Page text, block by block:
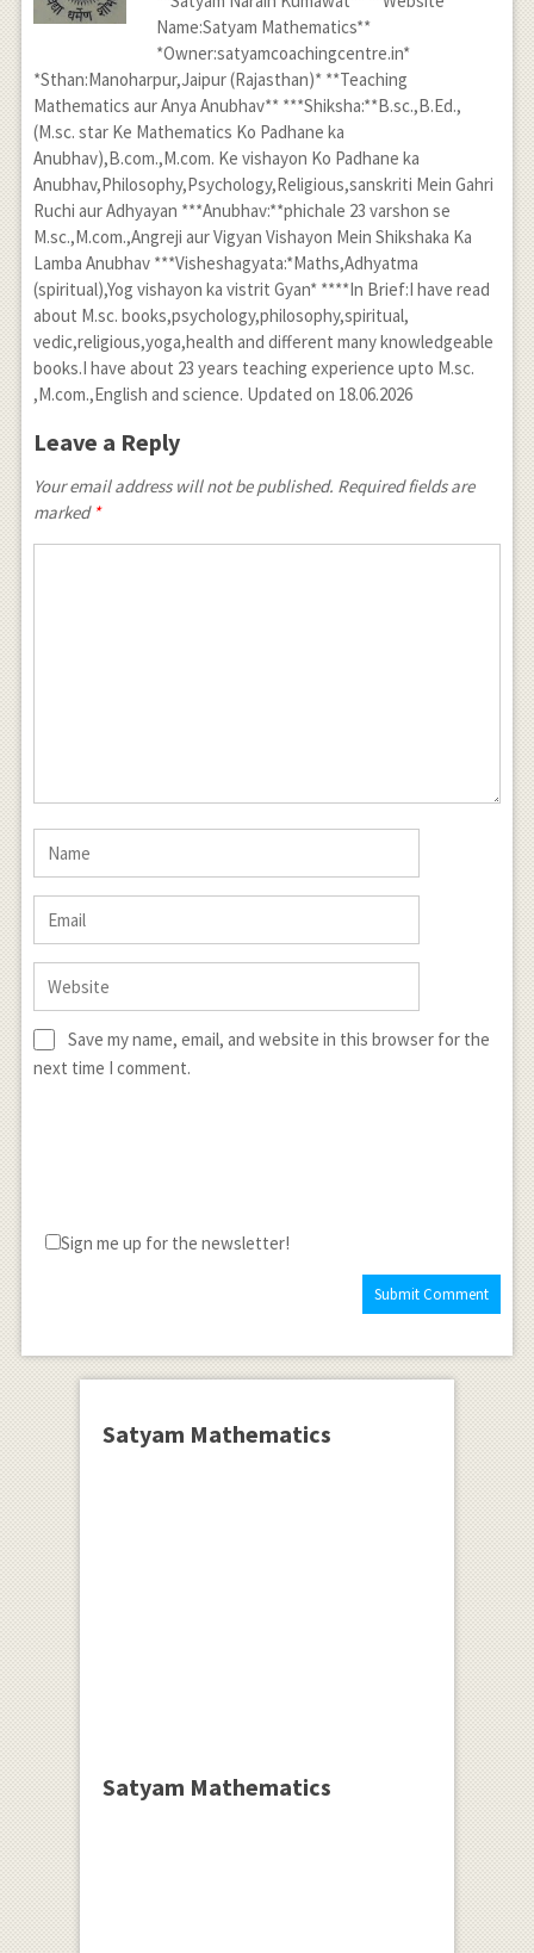
Name:Satyam Mathematics**
*Owner:satyamcoachingcentre.in*
*Sthan:Manoharpur,Jaipur (Rajasthan)* **Teaching
Mathematics aur Anya Anubhav** ***Shiksha:**B.sc.,B.Ed.,
(M.sc. star Ke Mathematics Ko Padhane ka
Anubhav),B.com.,M.com. Ke vishayon Ko Padhane ka
Anubhav,Philosophy,Psychology,Religious,sanskriti Mein Gahri
Ruchi aur Adhyayan ***Anubhav:**phichale 23 varshon se
M.sc.,M.com.,Angreji aur Vigyan Vishayon Mein Shikshaka Ka
Lamba Anubhav ***Visheshagyata:*Maths,Adhyatma
(spiritual),Yog vishayon ka vistrit Gyan* ****In Brief:I have read
about M.sc. books,psychology,philosophy,spiritual,
vedic,religious,yoga,health and different many knowledgeable
books.I have about 23 years teaching experience upto M.sc.
,M.com.,English and science. Updated on 18.06.2026
Leave a Reply
Your email address will not be published. Required fields are
marked *
Save my name, email, and website in this browser for the
next time I comment.
Sign me up for the newsletter!
Satyam Mathematics
Satyam Mathematics